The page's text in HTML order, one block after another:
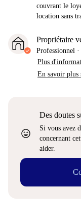
couvrant le
location sans
Propriétaire
Professionnel ·
Plus
En savoir
sentiment_very_satisfied
Des doutes
Si vous avez
concernant
aider.